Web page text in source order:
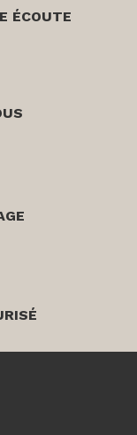
ÉCOUTE